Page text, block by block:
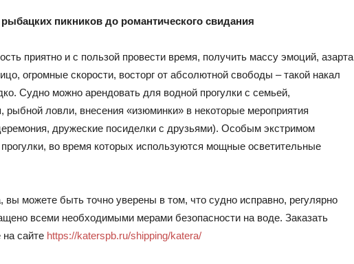
рыбацких пикников до романтического свидания
приятно и с пользой провести время, получить массу эмоций, азарта
огромные скорости, восторг от абсолютной свободы – такой накал
Судно можно арендовать для водной прогулки с семьей,
рыбной ловли, внесения «изюминки» в некоторые мероприятия
дружеские посиделки с друзьями). Особым экстримом
во время которых используются мощные осветительные
вы можете быть точно уверены в том, что судно исправно, регулярно
всеми необходимыми мерами безопасности на воде. Заказать
сайте https://katerspb.ru/shipping/katera/